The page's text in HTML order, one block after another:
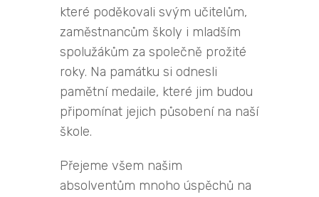
které poděkovali svým učitelům,
zaměstnancům školy i mladším
spolužákům za společně prožité
roky. Na památku si odnesli
pamětní medaile, které jim budou
připomínat jejich působení na naší
škole.
Přejeme všem našim
absolventům mnoho úspěchů na